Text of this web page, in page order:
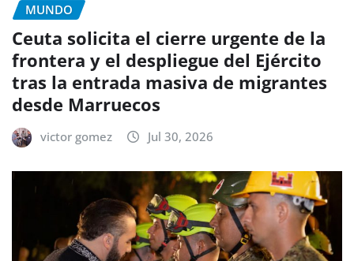
MUNDO
Ceuta solicita el cierre urgente de la
frontera y el despliegue del Ejército
tras la entrada masiva de migrantes
desde Marruecos
victor gomez Jul 30, 2026